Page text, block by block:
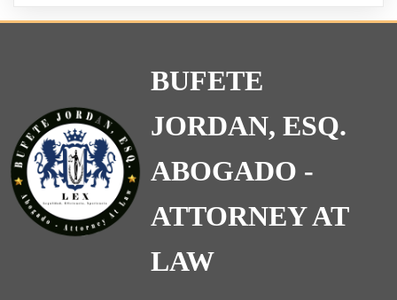
BUFETE
JORDAN, ESQ.
ABOGADO -
ATTORNEY AT
LAW